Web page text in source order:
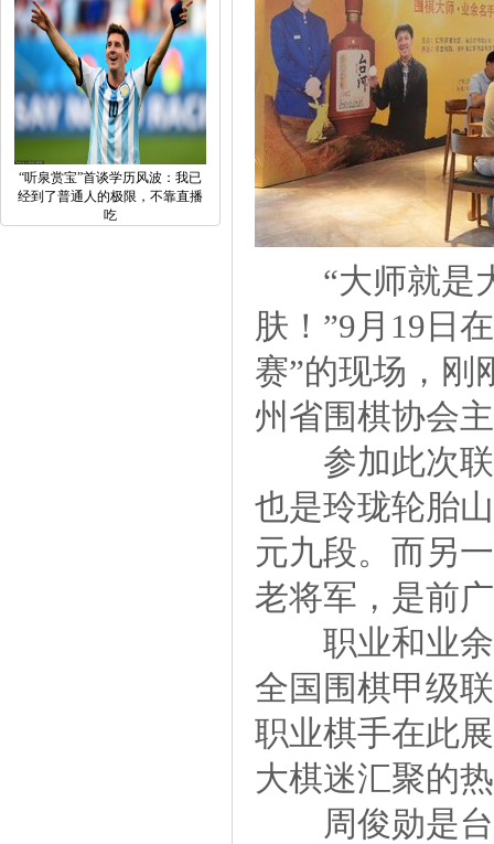
“听泉赏宝”首谈学历风波：我已
经到了普通人的极限，不靠直播
吃
“大师就是大
肤！”9月19日
赛”的现场，刚
州省围棋协会
参加此次联
也是玲珑轮胎
元九段。而另
老将军，是前
职业和业余
全国围棋甲级
职业棋手在此
大棋迷汇聚的
周俊勋是台